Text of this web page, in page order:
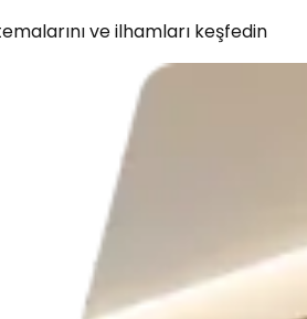
ve ilhamları keşfedin